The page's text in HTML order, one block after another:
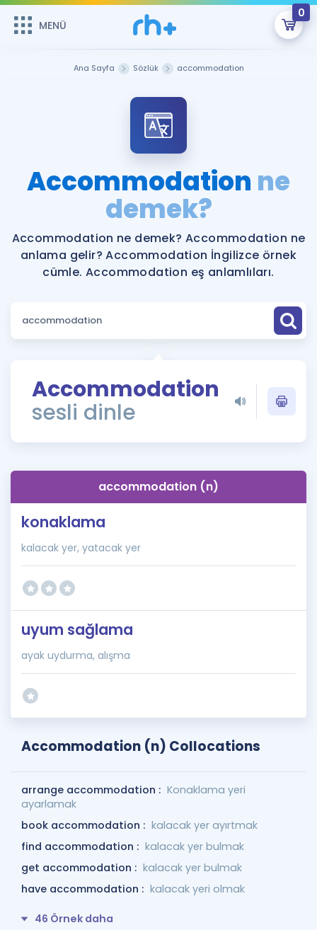
MENÜ
0
Şifremi Hatırlamıyorum
Sepetin Şu An Boş.
Remzi Hoca ile seni sınava hazırlayacak onlarca eğitim seni
bekliyor!
MENÜ
Katılımcı Görüşleri
Faydalı Araçlar
Ücretsiz Kaynaklar
ÖSYM Sınav Takvimi
Kampanyalar
İngilizce Gramer
İngilizce Gramer
Ana Sayfa Sözlük accommodation
Accommodation ne
demek?
Accommodation ne demek? Accommodation ne
anlama gelir? Accommodation İngilizce örnek
cümle. Accommodation eş anlamlıları.
Accommodation
sesli dinle
accommodation (n)
konaklama
kalacak yer, yatacak yer
uyum sağlama
ayak uydurma, alışma
Accommodation (n) Collocations
arrange accommodation : Konaklama yeri
ayarlamak
book accommodation : kalacak yer ayırtmak
find accommodation : kalacak yer bulmak
get accommodation : kalacak yer bulmak
have accommodation : kalacak yeri olmak
46 Örnek daha